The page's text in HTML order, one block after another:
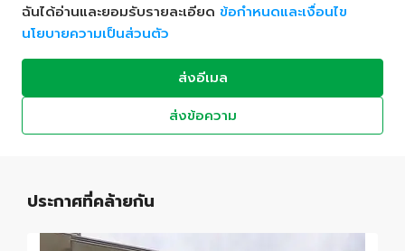
ฉันได้อ่านและยอมรับรายละเอียด ข้อกำหนดและเงื่อนไข
นโยบายความเป็นส่วนตัว
ส่งอีเมล
ส่งข้อความ
ประกาศที่คล้ายกัน